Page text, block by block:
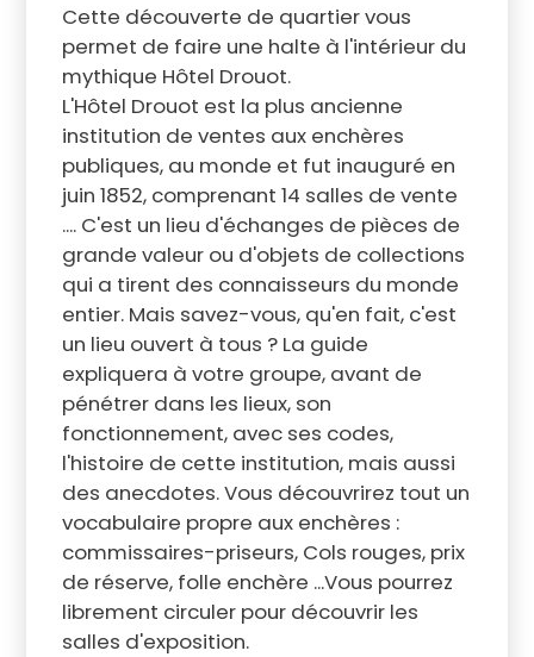
Cette découverte de quartier vous
permet de faire une halte à l'intérieur du
mythique Hôtel Drouot.
L'Hôtel Drouot est la plus ancienne
institution de ventes aux enchères
publiques, au monde et fut inauguré en
juin 1852, comprenant 14 salles de vente
.... C'est un lieu d'échanges de pièces de
grande valeur ou d'objets de collections
qui a tirent des connaisseurs du monde
entier. Mais savez-vous, qu'en fait, c'est
un lieu ouvert à tous ? La guide
expliquera à votre groupe, avant de
pénétrer dans les lieux, son
fonctionnement, avec ses codes,
l'histoire de cette institution, mais aussi
des anecdotes. Vous découvrirez tout un
vocabulaire propre aux enchères :
commissaires-priseurs, Cols rouges, prix
de réserve, folle enchère ...Vous pourrez
librement circuler pour découvrir les
salles d'exposition.